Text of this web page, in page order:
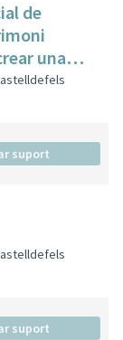
de
una
suport
suport